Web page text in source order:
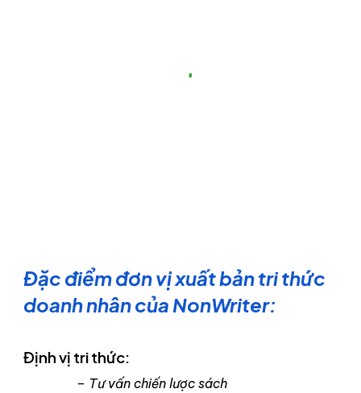
Đặc điểm đơn vị xuất bản tri thức
doanh nhân của NonWriter:
Định vị tri thức:
– Tư vấn chiến lược sách